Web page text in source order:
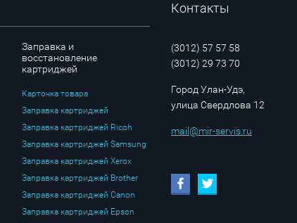
Заправка и
восстановление
картриджей
Карточка товара
Заправка картриджей
Заправка картриджей Ricoh
Заправка картриджей Samsung
Заправка картриджей Xerox
Заправка картриджей Brother
Заправка картриджей Canon
Заправка картриджей Epson
Контакты
(3012) 57 57 58
(3012) 29 73 70
Город Улан-Удэ,
улица Свердлова 12
mail@mir-servis.ru